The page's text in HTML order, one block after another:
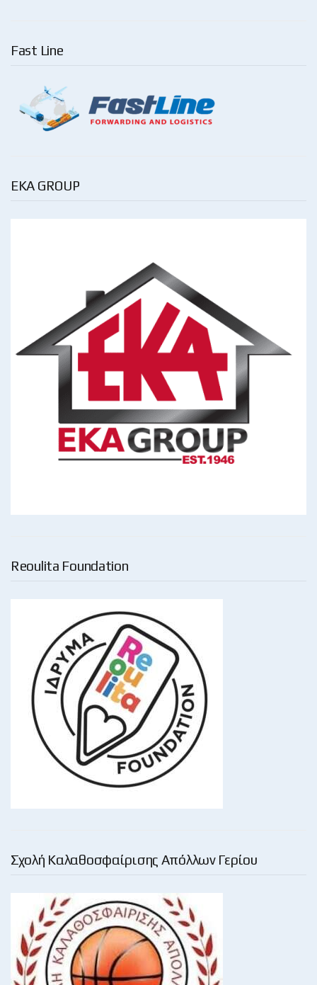
Fast Line
EKA GROUP
Reoulita Foundation
Σχολή Καλαθοσφαίρισης Απόλλων Γερίου